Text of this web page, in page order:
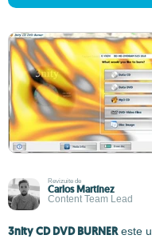
Revizuite de
Carlos Martínez
Content Team Lead
3nity CD DVD BURNER este